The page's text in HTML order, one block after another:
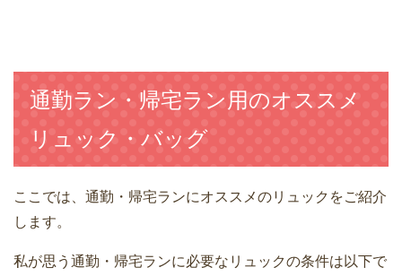
通勤ラン・帰宅ラン用のオススメ
リュック・バッグ
ここでは、通勤・帰宅ランにオススメのリュックをご紹介
します。
私が思う通勤・帰宅ランに必要なリュックの条件は以下で